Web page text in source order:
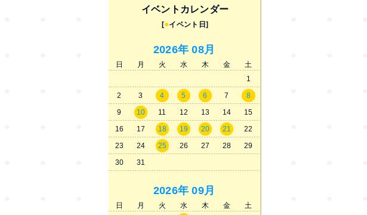
イベントカレンダー
[●イベント日]
2026年 08月
日 月 火 水 木 金
土
1
2
3 4 5 6 7
8
9
10 11 12 13 14
15
16
17 18 19 20 21
22
23
24 25 26 27 28
29
30
31
2026年 09月
日 月 火 水 木 金 土